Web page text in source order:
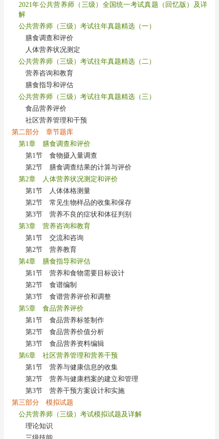
2021年公共营养师（三级）全国统一考试真题（回忆版）及详
解
公共营养师（三级）考试往年真题精选（一）
膳食调查和评价
人体营养状况测定
公共营养师（三级）考试往年真题精选（二）
营养咨询和教育
膳食指导和评估
公共营养师（三级）考试往年真题精选（三）
食品营养评价
社区营养管理和干预
第二部分 章节题库
第1章 膳食调查和评价
第1节 食物摄入量调查
第2节 膳食调查结果的计算与评价
第2章 人体营养状况测定和评价
第1节 人体体格测量
第2节 常见生物样品的收集和保存
第3节 营养不良的症状和体征判别
第3章 营养咨询和教育
第1节 交流和咨询
第2节 营养教育
第4章 膳食指导和评估
第1节 营养和食物需要目标设计
第2节 食谱编制
第3节 食谱营养评价和调整
第5章 食品营养评价
第1节 食品营养标签制作
第2节 食品营养价值分析
第3节 食品营养资料编辑
第6章 社区营养管理和营养干预
第1节 营养与健康信息的收集
第2节 营养与健康档案的建立和管理
第3节 营养干预方案设计和实施
第三部分 模拟试题
公共营养师（三级）考试模拟试题及详解
理论知识